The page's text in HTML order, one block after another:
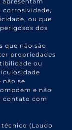
corrosividade,
ou que
dos
que não são
propriedades
ou
não se
e não
contato com
(Laudo